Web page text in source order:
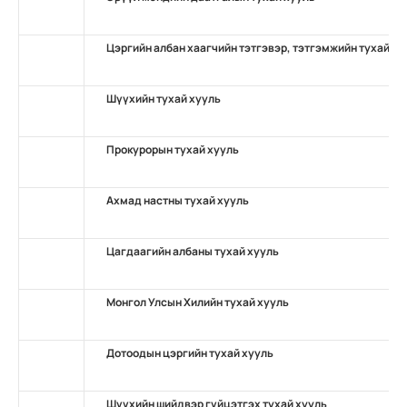
Цэргийн албан хаагчийн тэтгэвэр, тэтгэмжийн тухай
Шүүхийн тухай хууль
Прокурорын тухай хууль
Ахмад настны тухай хууль
Цагдаагийн албаны тухай хууль
Монгол Улсын Хилийн тухай хууль
Дотоодын цэргийн тухай хууль